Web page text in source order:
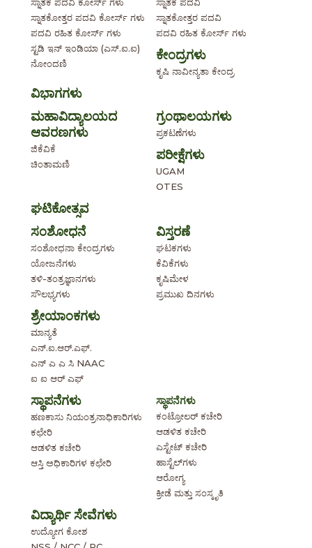
ಸ್ನಾತಕೋತ್ತರ ಪದವಿ ಕೋರ್ಸ್ ಗಳು
ಪದವಿ ರಹಿತ ಕೋರ್ಸ್ ಗಳು
ಸ್ಟಡಿ ಇನ್ ಇಂಡಿಯಾ (ಎಸ್.ಐ.ಐ)
ನೋಂದಣಿ
ಸ್ನಾತಕೋತ್ತರ ಪದವಿ
ಪದವಿ ರಹಿತ ಕೋರ್ಸ್ ಗಳು
ಕೇಂದ್ರಗಳು
ಕೃಷಿ ನಾವೀನ್ಯತಾ ಕೇಂದ್ರ
ವಿಭಾಗಗಳು
ಮಹಾವಿದ್ಯಾಲಯದ
ಆವರಣಗಳು
ಜಿಕೆವಿಕೆ
ಚಿಂತಾಮಣಿ
ಗ್ರಂಥಾಲಯಗಳು
ಪ್ರಕಟಣೆಗಳು
ಪರೀಕ್ಷೆಗಳು
UGAM
OTES
ಘಟಿಕೋತ್ಸವ
ಸಂಶೋಧನೆ
ಸಂಶೋಧನಾ ಕೇಂದ್ರಗಳು
ಯೋಜನೆಗಳು
ತಳಿ-ತಂತ್ರಜ್ಞಾನಗಳು
ಸೌಲಭ್ಯಗಳು
ವಿಸ್ತರಣೆ
ಘಟಕಗಳು
ಕೆವಿಕೆಗಳು
ಕೃಷಿಮೇಳ
ಪ್ರಮುಖ ದಿನಗಳು
ಶ್ರೇಯಾಂಕಗಳು
ಮಾನ್ಯತೆ
ಎನ್.ಐ.ಆರ್.ಎಫ್.
ಎನ್ ಎ ಎ ಸಿ NAAC
ಐ ಐ ಆರ್ ಎಫ್
ಸ್ಥಾಪನೆಗಳು
ಹಣಕಾಸು ನಿಯಂತ್ರನಾಧಿಕಾರಿಗಳು
ಕಛೇರಿ
ಆಡಳಿತ ಕಚೇರಿ
ಆಸ್ತಿ ಅಧಿಕಾರಿಗಳ ಕಛೇರಿ
ಸ್ಥಾಪನೆಗಳು
ಕಂಟ್ರೋಲರ್ ಕಚೇರಿ
ಆಡಳಿತ ಕಚೇರಿ
ಎಸ್ಟೇಟ್ ಕಚೇರಿ
ಹಾಸ್ಟೆಲ್‌ಗಳು
ಆರೋಗ್ಯ
ಕ್ರೀಡೆ ಮತ್ತು ಸಂಸ್ಕೃತಿ
ವಿದ್ಯಾರ್ಥಿ ಸೇವೆಗಳು
ಉದ್ಯೋಗ ಕೋಶ